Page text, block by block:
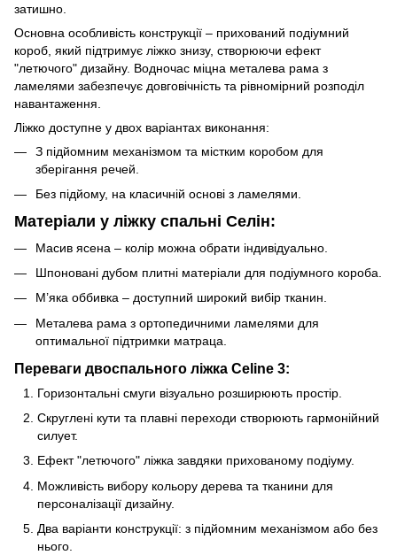
затишно.
Основна особливість конструкції – прихований подіумний
короб, який підтримує ліжко знизу, створюючи ефект
"летючого" дизайну. Водночас міцна металева рама з
ламелями забезпечує довговічність та рівномірний розподіл
навантаження.
Ліжко доступне у двох варіантах виконання:
З підйомним механізмом та містким коробом для
зберігання речей.
Без підйому, на класичній основі з ламелями.
Матеріали у ліжку спальні Селін:
Масив ясена – колір можна обрати індивідуально.
Шпоновані дубом плитні матеріали для подіумного короба.
М’яка оббивка – доступний широкий вибір тканин.
Металева рама з ортопедичними ламелями для
оптимальної підтримки матраца.
Переваги двоспального ліжка Celine 3:
Горизонтальні смуги візуально розширюють простір.
Скруглені кути та плавні переходи створюють гармонійний
силует.
Ефект "летючого" ліжка завдяки прихованому подіуму.
Можливість вибору кольору дерева та тканини для
персоналізації дизайну.
Два варіанти конструкції: з підйомним механізмом або без
нього.